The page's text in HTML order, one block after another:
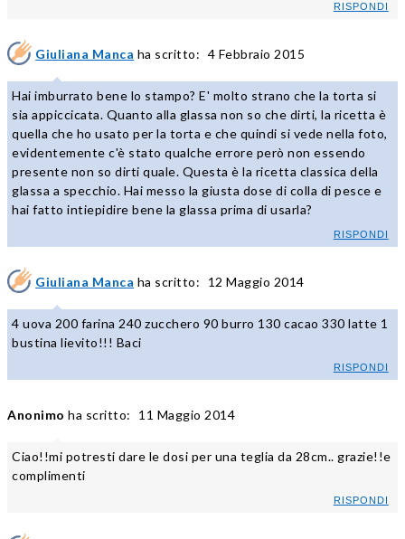
RISPONDI
Giuliana Manca ha scritto: 4 Febbraio 2015
Hai imburrato bene lo stampo? E' molto strano che la torta si
sia appiccicata. Quanto alla glassa non so che dirti, la ricetta è
quella che ho usato per la torta e che quindi si vede nella foto,
evidentemente c'è stato qualche errore però non essendo
presente non so dirti quale. Questa è la ricetta classica della
glassa a specchio. Hai messo la giusta dose di colla di pesce e
hai fatto intiepidire bene la glassa prima di usarla?
RISPONDI
Giuliana Manca ha scritto: 12 Maggio 2014
4 uova 200 farina 240 zucchero 90 burro 130 cacao 330 latte 1
bustina lievito!!! Baci
RISPONDI
Anonimo ha scritto: 11 Maggio 2014
Ciao!!mi potresti dare le dosi per una teglia da 28cm.. grazie!!e
complimenti
RISPONDI